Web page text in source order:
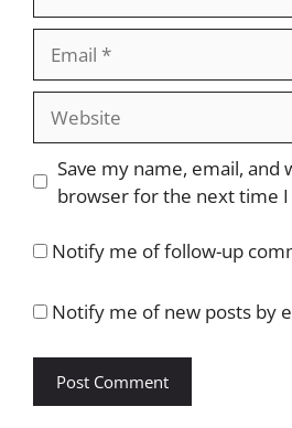
Website
Save my name, email, and
browser for the next time
Notify me of follow-up
Notify me of new posts by